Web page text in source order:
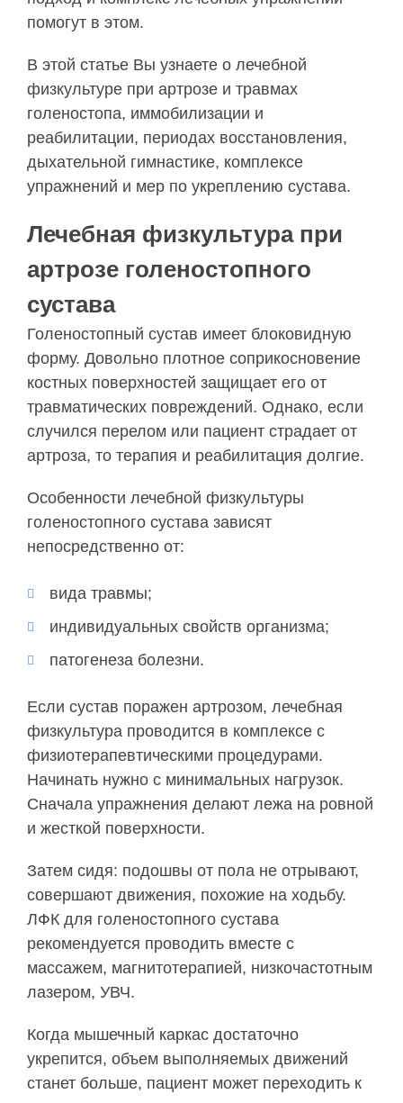
помогут в этом.
В этой статье Вы узнаете о лечебной
физкультуре при артрозе и травмах
голеностопа, иммобилизации и
реабилитации, периодах восстановления,
дыхательной гимнастике, комплексе
упражнений и мер по укреплению сустава.
Лечебная физкультура при
артрозе голеностопного
сустава
Голеностопный сустав имеет блоковидную
форму. Довольно плотное соприкосновение
костных поверхностей защищает его от
травматических повреждений. Однако, если
случился перелом или пациент страдает от
артроза, то терапия и реабилитация долгие.
Особенности лечебной физкультуры
голеностопного сустава зависят
непосредственно от:
вида травмы;
индивидуальных свойств организма;
патогенеза болезни.
Если сустав поражен артрозом, лечебная
физкультура проводится в комплексе с
физиотерапевтическими процедурами.
Начинать нужно с минимальных нагрузок.
Сначала упражнения делают лежа на ровной
и жесткой поверхности.
Затем сидя: подошвы от пола не отрывают,
совершают движения, похожие на ходьбу.
ЛФК для голеностопного сустава
рекомендуется проводить вместе с
массажем, магнитотерапией, низкочастотным
лазером, УВЧ.
Когда мышечный каркас достаточно
укрепится, объем выполняемых движений
станет больше, пациент может переходить к